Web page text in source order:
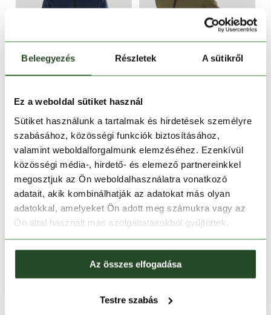
Beleegyezés Részletek A sütikről
Ez a weboldal sütiket használ
Sütiket használunk a tartalmak és hirdetések személyre
szabásához, közösségi funkciók biztosításához,
valamint weboldalforgalmunk elemzéséhez. Ezenkívül
közösségi média-, hirdető- és elemező partnereinkkel
megosztjuk az Ön weboldalhasználatra vonatkozó
adatait, akik kombinálhatják az adatokat más olyan
adatokkal, amelyeket Ön adott meg számukra vagy az
Ön által használt más szolgáltatásokból gyűjtöttek.
Az összes elfogadása
Testre szabás
14 990 Ft
12 990 Ft
S M L XL XXL
14 990 Ft
12 990 Ft
S M L XL XXL
CSAK ONLINE